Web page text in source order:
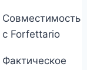
Совместимость
с Forfettario
Фактическое